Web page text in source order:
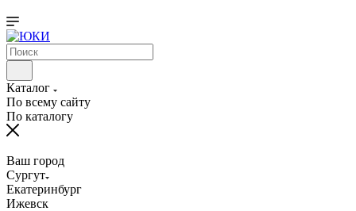
Каталог
По всему сайту
По каталогу
Ваш город
Сургут
Екатеринбург
Ижевск